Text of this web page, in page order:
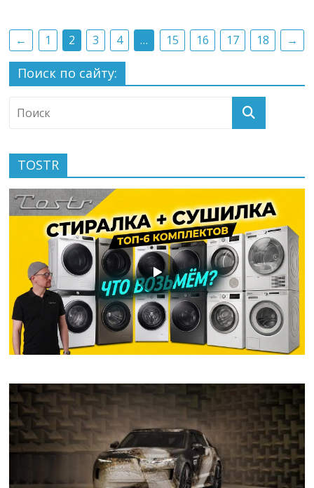
← 1 2 3 4 … 15 16 17 18 →
Поиск по сайту:
TOSTR